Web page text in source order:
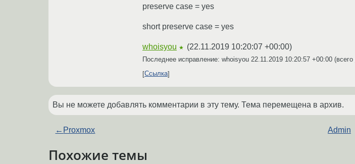
preserve case = yes
short preserve case = yes
whoisyou ★ (22.11.2019 10:20:07 +00:00)
Последнее исправление: whoisyou 22.11.2019 10:20:57 +00:00 (всего
Ссылка
Вы не можете добавлять комментарии в эту тему. Тема перемещена в архив.
← Proxmox Admin
Похожие темы